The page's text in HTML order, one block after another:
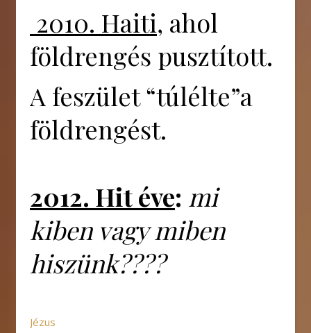
2010. Haiti, ahol
földrengés pusztított.
A feszület “túlélte”a
földrengést.
2012. Hit éve: mi
kiben vagy miben
hiszünk????
Jézus